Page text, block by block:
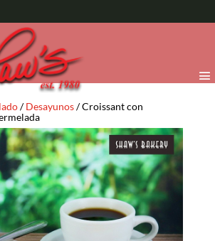
/Desayunos/ Croissant con